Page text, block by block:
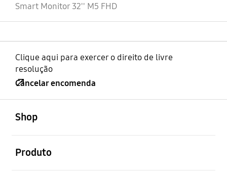
Smart Monitor 32'' M5 FHD
Clique aqui para exercer o direito de livre
resolução
Cancelar encomenda
Shop
Produto